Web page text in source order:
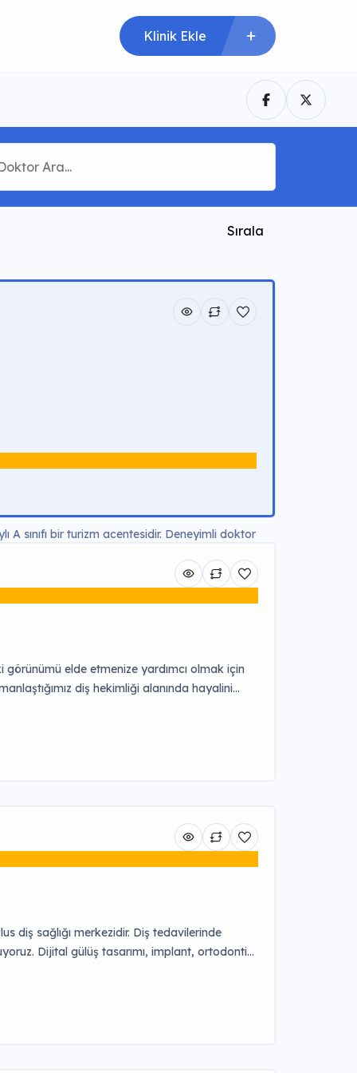
Klinik Ekle
Sırala
A sınıfı bir turizm acentesidir. Deneyimli doktor
kaliteli sağlık hizmeti sunar. Tedavi Fiyatları
Popüler €3.000 […]
elde etmenize yardımcı olmak için
diş hekimliği alanında hayalini
diş sağlığı merkezidir. Diş tedavilerinde
Dijital gülüş tasarımı, implant, ortodonti